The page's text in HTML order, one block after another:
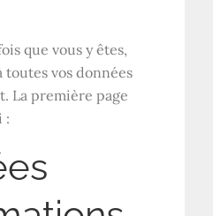
que vous y êtes,
toutes vos données
La première page
: